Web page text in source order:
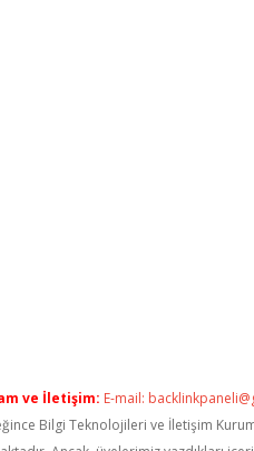
ve İletişim: E-mail:
Bilgi Teknolojileri ve İletişim